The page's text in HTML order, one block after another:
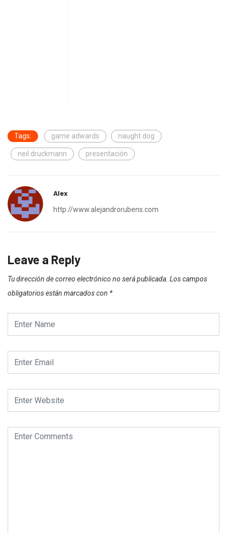
Tags: game adwards naught dog
neil druckmann presentación
Alex
http://www.alejandrorubens.com
Leave a Reply
Tu dirección de correo electrónico no será publicada. Los campos
obligatorios están marcados con *